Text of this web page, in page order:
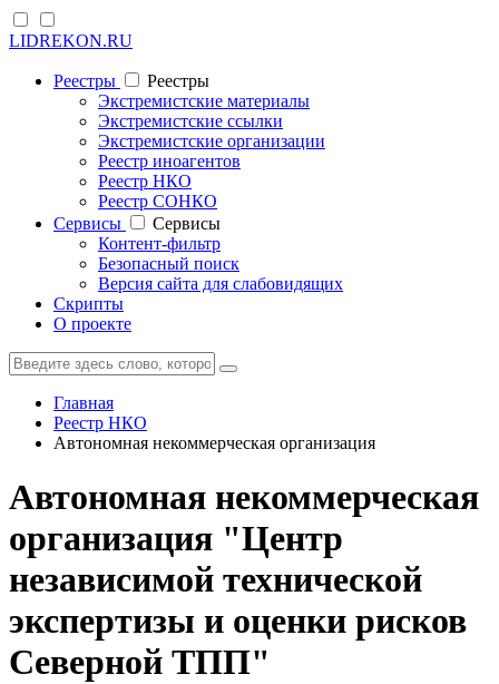
LIDREKON.RU
Реестры
Реестры
Экстремистские материалы
Экстремистские ссылки
Экстремистские организации
Реестр иноагентов
Реестр НКО
Реестр СОНКО
Cервисы
Cервисы
Контент-фильтр
Безопасный поиск
Версия сайта для слабовидящих
Скрипты
О проекте
Главная
Реестр НКО
Автономная некоммерческая организация
Автономная некоммерческая
организация "Центр
независимой технической
экспертизы и оценки рисков
Северной ТПП"